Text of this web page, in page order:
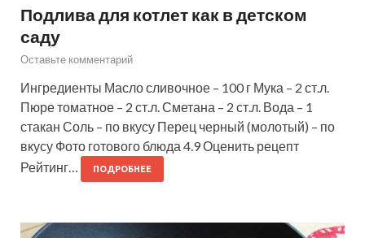
Подлива для котлет как в детском
саду
Оставьте комментарий
Ингредиенты Масло сливочное – 100 г Мука – 2 ст.л.
Пюре томатное – 2 ст.л. Сметана – 2 ст.л. Вода – 1
стакан Соль – по вкусу Перец черный (молотый) – по
вкусу Фото готового блюда 4.9 Оценить рецепт
Рейтинг…
ПОДРОБНЕЕ